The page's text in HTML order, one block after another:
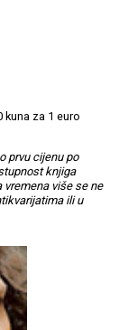
za 1 euro
prvu cijenu po
knjiga
više se ne
ili u